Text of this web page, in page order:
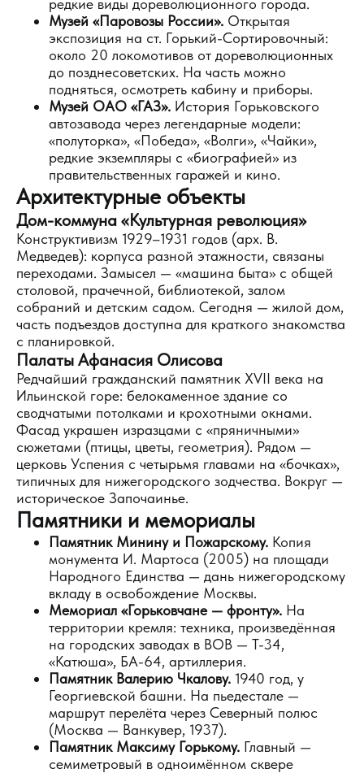
редкие виды дореволюционного города.
Музей «Паровозы России». Открытая
экспозиция на ст. Горький-Сортировочный:
около 20 локомотивов от дореволюционных
до позднесоветских. На часть можно
подняться, осмотреть кабину и приборы.
Музей ОАО «ГАЗ». История Горьковского
автозавода через легендарные модели:
«полуторка», «Победа», «Волги», «Чайки»,
редкие экземпляры с «биографией» из
правительственных гаражей и кино.
Архитектурные объекты
Дом-коммуна «Культурная революция»
Конструктивизм 1929–1931 годов (арх. В.
Медведев): корпуса разной этажности, связаны
переходами. Замысел — «машина быта» с общей
столовой, прачечной, библиотекой, залом
собраний и детским садом. Сегодня — жилой дом,
часть подъездов доступна для краткого знакомства
с планировкой.
Палаты Афанасия Олисова
Редчайший гражданский памятник XVII века на
Ильинской горе: белокаменное здание со
сводчатыми потолками и крохотными окнами.
Фасад украшен изразцами с «пряничными»
сюжетами (птицы, цветы, геометрия). Рядом —
церковь Успения с четырьмя главами на «бочках»,
типичных для нижегородского зодчества. Вокруг —
историческое Започаинье.
Памятники и мемориалы
Памятник Минину и Пожарскому. Копия
монумента И. Мартоса (2005) на площади
Народного Единства — дань нижегородскому
вкладу в освобождение Москвы.
Мемориал «Горьковчане — фронту». На
территории кремля: техника, произведённая
на городских заводах в ВОВ — Т-34,
«Катюша», БА-64, артиллерия.
Памятник Валерию Чкалову. 1940 год, у
Георгиевской башни. На пьедестале —
маршрут перелёта через Северный полюс
(Москва — Ванкувер, 1937).
Памятник Максиму Горькому. Главный —
семиметровый в одноимённом сквере